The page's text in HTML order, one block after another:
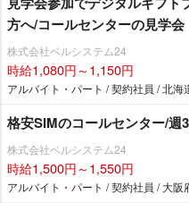
方へ/コールセンターの見学会
株式会社ベルシステム24
時給1,080円～1,150円
アルバイト・パート / 契約社員 / 北海
格安SIMのコールセンター/
株式会社ベルシステム24
時給1,500円～1,550円
アルバイト・パート / 契約社員 / 大阪